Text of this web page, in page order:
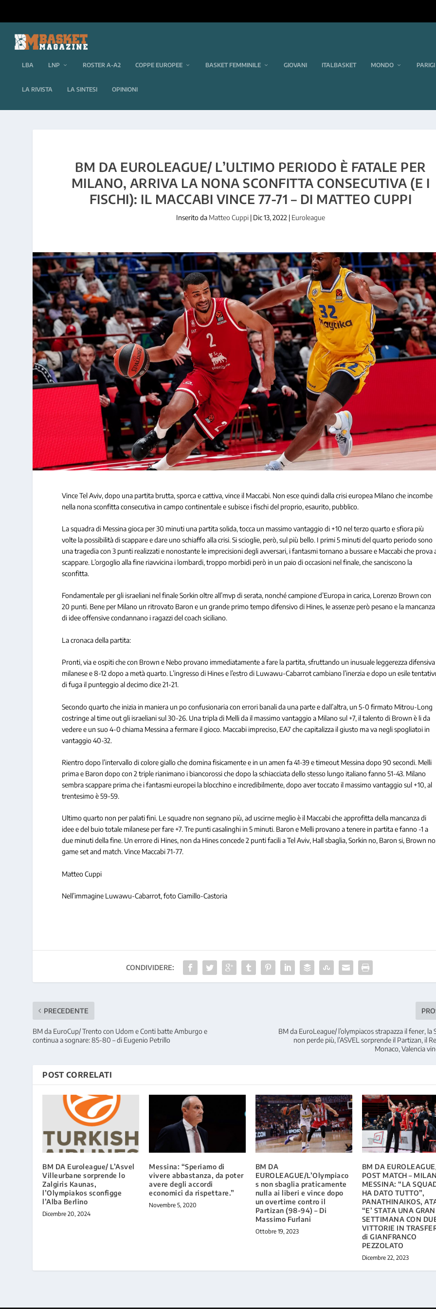
LBA LNP ROSTER A-A2 COPPE EUROPEE BASKET FEMMINILE GIOVANI ITALBASKET MONDO
LA RIVISTA LA SINTESI OPINIONI
BM DA EUROLEAGUE/ L’ULTIMO PERIODO È FATALE PER
MILANO, ARRIVA LA NONA SCONFITTA CONSECUTIVA (E I
FISCHI): IL MACCABI VINCE 77-71 – DI MATTEO CUPPI
Inserito da Matteo Cuppi| Dic 13, 2022 | Euroleague
Vince Tel Aviv, dopo una partita brutta, sporca e cattiva, vince il Maccabi. Non esce quindi dalla crisi europea Milano che incombe
nella nona sconfitta consecutiva in campo continentale e subisce i fischi del proprio, esaurito, pubblico.
La squadra di Messina gioca per 30 minuti una partita solida, tocca un massimo vantaggio di +10 nel terzo quarto e sfiora più
volte la possibilità di scappare e dare uno schiaffo alla crisi.Si scioglie, però, sul più bello. I primi 5 minuti del quarto periodo sono
una tragedia con 3 punti realizzati e nonostante le imprecisioni degli avversari, i fantasmi tornano a bussare e Maccabi che prova
scappare. L’orgoglio alla fine riavvicina i lombardi, troppo morbidi però in un paio di occasioni nel finale, che sanciscono la
sconfitta.
Fondamentale per gli israeliani nel finale Sorkin oltre all’mvp di serata, nonché campione d’Europa in carica, Lorenzo Brown con
20 punti. Bene per Milano un ritrovato Baron e un grande primo tempo difensivo di Hines, le assenze però pesano e la mancanza
di idee offensive condannano i ragazzi del coach siciliano.
La cronaca della partita:
Pronti, via e ospiti che con Brown e Nebo provano immediatamente a fare la partita, sfruttando un inusuale leggerezza difensiva
milanese e 8-12 dopo a metà quarto. L’ingresso di Hines e l’estro di Luwawu-Cabarrot cambiano l’inerzia e dopo un esile
di fuga il punteggio al decimo dice 21-21.
Secondo quarto che inizia in maniera un po confusionaria con errori banali da una parte e dall’altra, un 5-0 firmato Mitrou-Long
costringe al time out gli israeliani sul 30-26. Una tripla di Melli da il massimo vantaggio a Milano sul +7, il talento di Brown è li da
vedere e un suo 4-0 chiama Messina a fermare il gioco. Maccabi impreciso, EA7 che capitalizza il giusto ma va negli spogliatoi in
vantaggio 40-32.
Rientro dopo l’intervallo di colore giallo che domina fisicamente e in un amen fa 41-39 e timeout Messina dopo 90 secondi. Melli
prima e Baron dopo con 2 triple rianimano i biancorossi che dopo la schiacciata dello stesso lungo italiano fanno 51-43. Milano
sembra scappare prima che i fantasmi europei la blocchino e incredibilmente, dopo aver toccato il massimo vantaggio sul +10, al
trentesimo è 59-59.
Ultimo quarto non per palati fini. Le squadre non segnano più, ad uscirne meglio è il Maccabi che approfitta della mancanza di
idee e del buio totale milanese per fare +7. Tre punti casalinghi in 5 minuti. Baron e Melli provano a tenere in partita e fanno -1 a
due minuti della fine. Un errore di Hines, non da Hines concede 2 punti facili a Tel Aviv, Hall sbaglia, Sorkin no, Baron si, Brown
game set and match. Vince Maccabi 71-77.
Matteo Cuppi
Nell’immagine Luwawu-Cabarrot, foto Ciamillo-Castoria
CONDIVIDERE:
PRECEDENTE
BM da EuroCup/ Trento con Udom e Conti batte Amburgo e
continua a sognare: 85-80 – di Eugenio Petrillo
BM da EuroLeague/ l’olympiacos strapazza il fener, la
non perde più, l’ASVEL sorprende il Partizan, il
Monaco, Valencia
POST CORRELATI
BM DA Euroleague/ L’Asvel
Villeurbane sorprende lo
Zalgiris Kaunas,
l’Olympiakos sconfigge
l’Alba Berlino
Dicembre 20, 2024
Messina: “Speriamo di
vivere abbastanza, da poter
avere degli accordi
economici da rispettare.”
Novembre 5, 2020
BM DA
EUROLEAGUE/L’Olympiaco
s non sbaglia praticamente
nulla ai liberi e vince dopo
un overtime contro il
Partizan (98-94) – Di
Massimo Furlani
Ottobre 19, 2023
BM DA
POST MATCH –
MESSINA: “LA
HA DATO TUTTO”,
PANATHINAIKOS,
“E’ STATA UNA
SETTIMANA CON
VITTORIE IN
di GIANFRANCO
PEZZOLATO
Dicembre 22, 2023